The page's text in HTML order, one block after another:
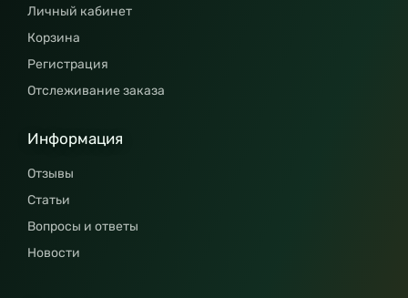
Личный кабинет
Корзина
Регистрация
Отслеживание заказа
Информация
Отзывы
Статьи
Вопросы и ответы
Новости